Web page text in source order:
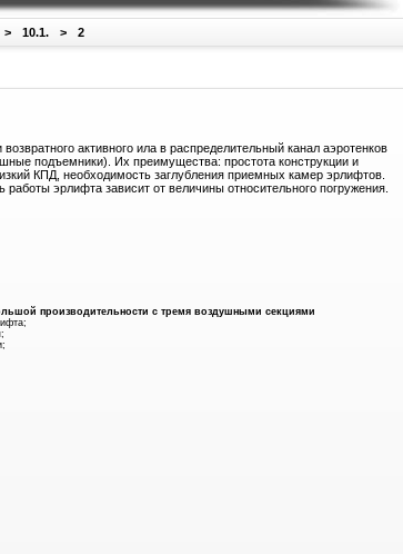
> 10.1. > 2
активного ила в распределительный канал аэротенков
подъемники). Их преимущества: простота конструкции и
КПД, необходимость заглубления приемных камер эрлифтов.
эрлифта зависит от величины относительного погружения.
производительности с тремя воздушными секциями